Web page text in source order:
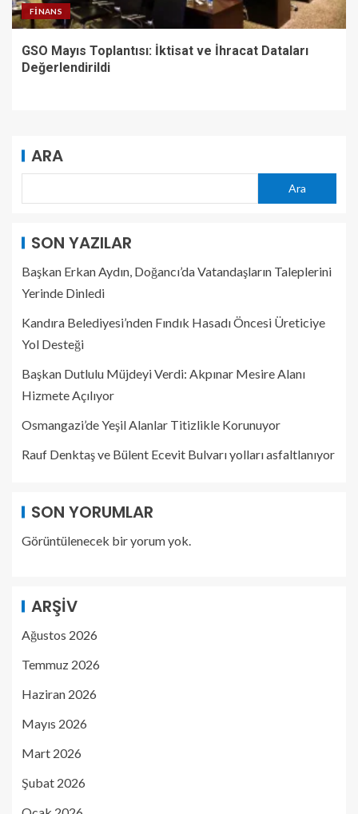
FINANS
GSO Mayıs Toplantısı: İktisat ve İhracat Dataları
Değerlendirildi
ARA
Ara
SON YAZILAR
Başkan Erkan Aydın, Doğancı’da Vatandaşların Taleplerini
Yerinde Dinledi
Kandıra Belediyesi’nden Fındık Hasadı Öncesi Üreticiye
Yol Desteği
Başkan Dutlulu Müjdeyi Verdi: Akpınar Mesire Alanı
Hizmete Açılıyor
Osmangazi’de Yeşil Alanlar Titizlikle Korunuyor
Rauf Denktaş ve Bülent Ecevit Bulvarı yolları asfaltlanıyor
SON YORUMLAR
Görüntülenecek bir yorum yok.
ARŞIV
Ağustos 2026
Temmuz 2026
Haziran 2026
Mayıs 2026
Mart 2026
Şubat 2026